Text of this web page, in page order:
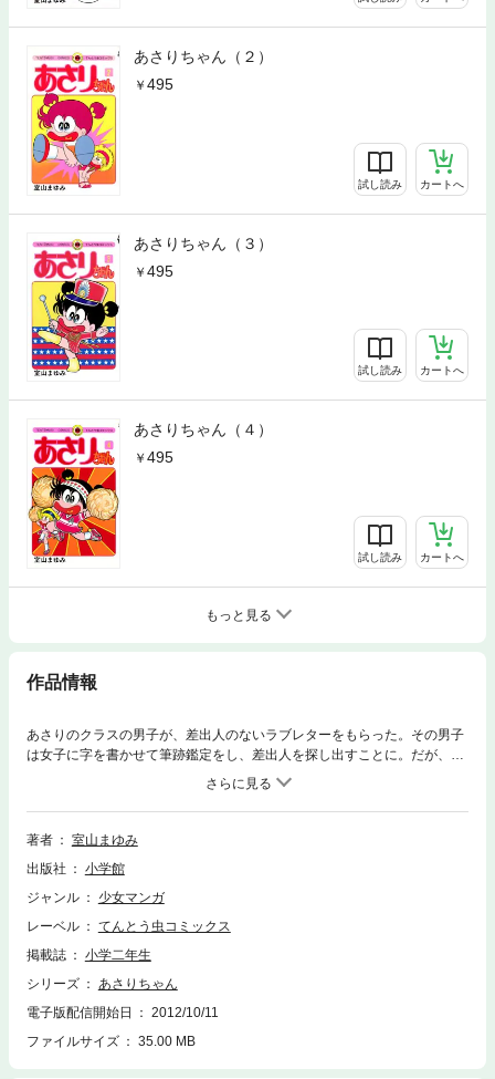
あさりちゃん（２）
495
試し読み カートへ
あさりちゃん（３）
495
試し読み カートへ
あさりちゃん（４）
495
試し読み カートへ
もっと見る
作品情報
あさりのクラスの男子が、差出人のないラブレターをもらった。その男子
は女子に字を書かせて筆跡鑑定をし、差出人を探し出すことに。だが、あ
さりには字を書いてとは言ってこなくて…！？
著者
室山まゆみ
出版社
小学館
ジャンル
少女マンガ
レーベル
てんとう虫コミックス
掲載誌
小学二年生
シリーズ
あさりちゃん
電子版配信開始日
2012/10/11
ファイルサイズ
35.00 MB